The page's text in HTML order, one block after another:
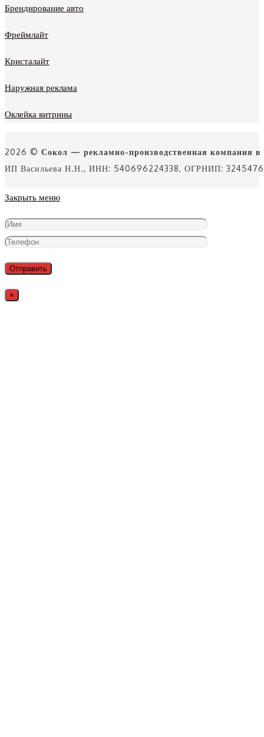
Брендирование авто
Фреймлайт
Кристалайт
Наружная реклама
Оклейка витрины
2026 © Сокол — рекламно-производственная компания в
ИП Васильева Н.Н., ИНН: 540696224338, ОГРНИП:
Закрыть меню
×